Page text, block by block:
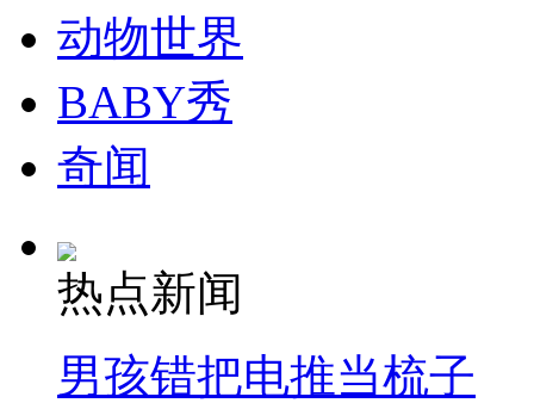
纽约上演“枕头大战”
司机酒驾遇交警 急速倒车逃窜
动物世界
BABY秀
奇闻
热点新闻
男孩错把电推当梳子